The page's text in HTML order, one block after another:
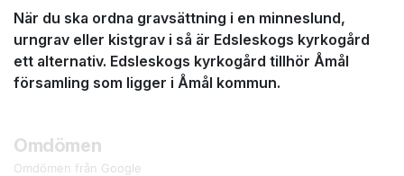
När du ska ordna gravsättning i en minneslund,
urngrav eller kistgrav i så är Edsleskogs kyrkogård
ett alternativ. Edsleskogs kyrkogård tillhör Åmål
församling som ligger i Åmål kommun.
Omdömen
Omdömen från Google